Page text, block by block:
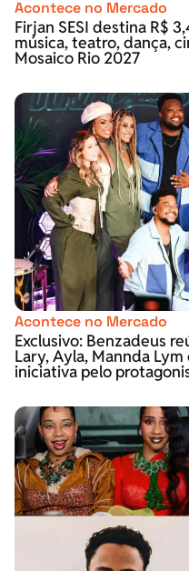
Acontece no Mercado
Firjan SESI destina R$
música, teatro, dança,
Mosaico Rio 2027
Acontece no Mercado
Exclusivo: Benzadeus
Lary, Ayla, Mannda
iniciativa pelo